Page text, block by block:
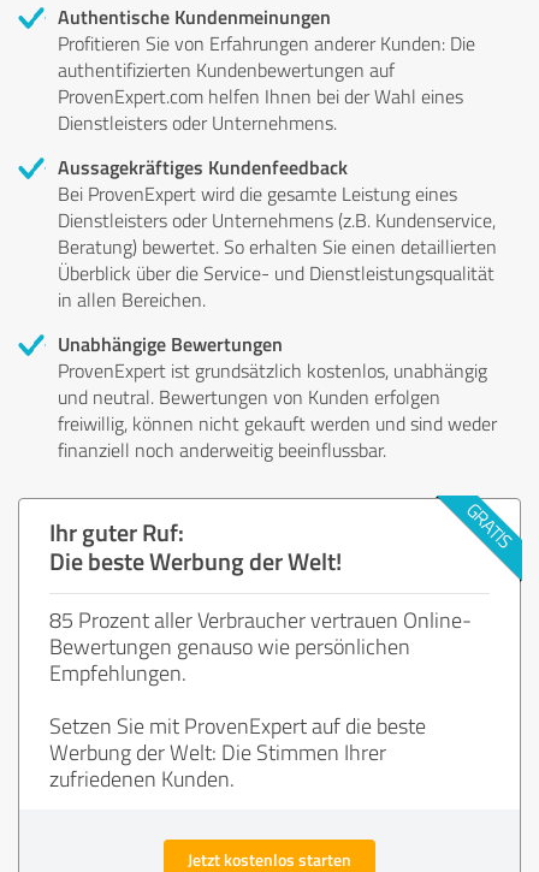
Authentische Kundenmeinungen
Profitieren Sie von Erfahrungen anderer Kunden: Die
authentifizierten Kundenbewertungen auf
ProvenExpert.com helfen Ihnen bei der Wahl eines
Dienstleisters oder Unternehmens.
Aussagekräftiges Kundenfeedback
Bei ProvenExpert wird die gesamte Leistung eines
Dienstleisters oder Unternehmens (z.B. Kundenservice,
Beratung) bewertet. So erhalten Sie einen detaillierten
Überblick über die Service- und Dienstleistungsqualität
in allen Bereichen.
Unabhängige Bewertungen
ProvenExpert ist grundsätzlich kostenlos, unabhängig
und neutral. Bewertungen von Kunden erfolgen
freiwillig, können nicht gekauft werden und sind weder
finanziell noch anderweitig beeinflussbar.
Ihr guter Ruf:
Die beste Werbung der Welt!
85 Prozent aller Verbraucher vertrauen Online-
Bewertungen genauso wie persönlichen
Empfehlungen.
Setzen Sie mit ProvenExpert auf die beste
Werbung der Welt: Die Stimmen Ihrer
zufriedenen Kunden.
Jetzt kostenlos starten